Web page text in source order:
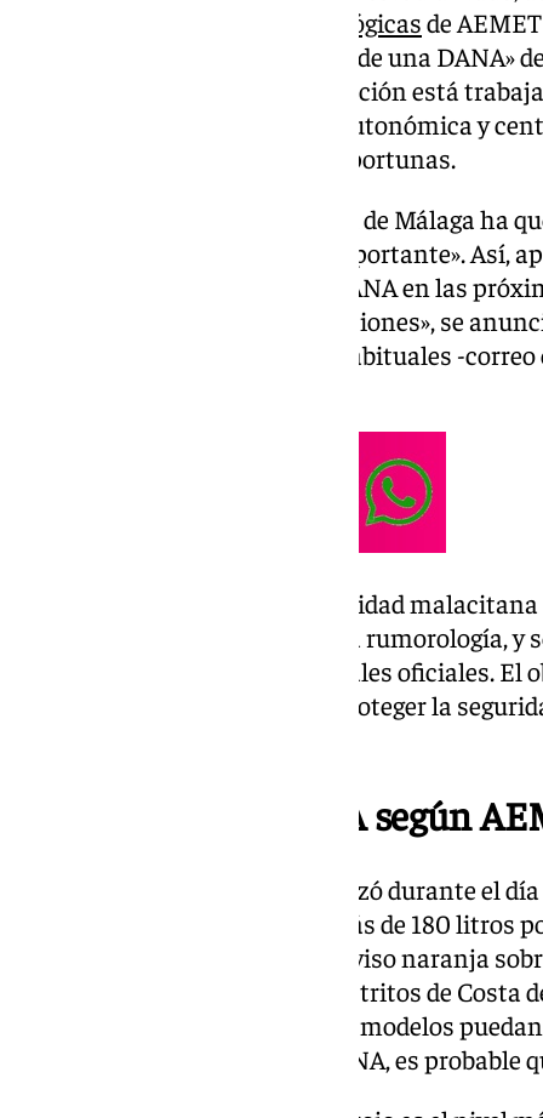
previsiones meteorológicasde
se advierte de la posible llegada de una DANA»
la institución superior de educación está
las administraciones locales, autonómica y
necesario, todas las acciones oportunas.
En dicha misiva, la Universidad de Málaga ha
de los estudiantes es lo más importante». Así,
evolución meteorológica y la DANA en las
deban adoptar «medidas excepciones», se
los canales de comunicación habituales -
Fuentes vinculadas a la universidad
los bulos sobre la DANA, ni de la rumorología, y
caso a las informaciones y canales oficiales. El
desinformación y sobre todo, proteger la
Previsión de la DANA según
La previsión de AEMET, que lanzó durante el
episodio, es que puedan caer más de 180 litros
motivo por el cual se activó el aviso naranja
lunes, concretamente en los distritos de Costa
Conforme pasen las horas y los modelos
posicionamiento final de la DANA, es probable